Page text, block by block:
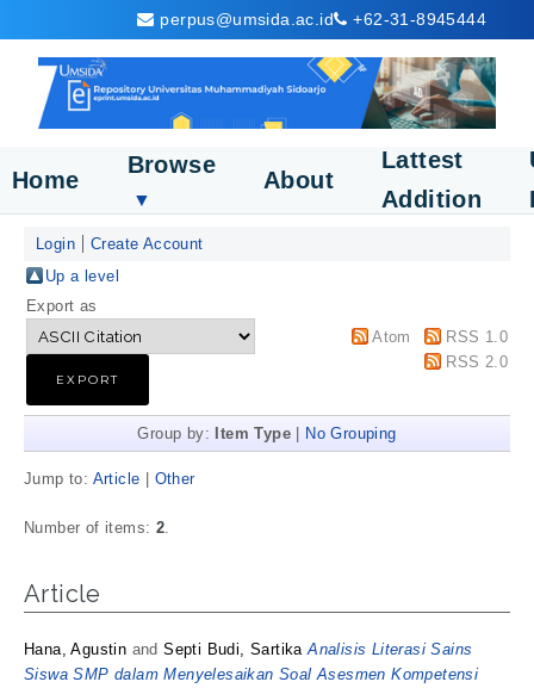
perpus@umsida.ac.id +62-31-8945444
Home
Browse
▼
About
Lattest
Addition
Login
Create Account
Up a level
Export as
Atom
RSS 1.0
RSS 2.0
Group by: Item Type No Grouping
Jump to: Article Other
Number of items: 2.
Article
Hana, Agustin andSepti Budi, Sartika Analisis Literasi Sains
Siswa SMP dalam Menyelesaikan Soal Asesmen Kompetensi